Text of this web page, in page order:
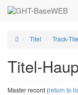
Titel Track-
Titel-
Master record (return to